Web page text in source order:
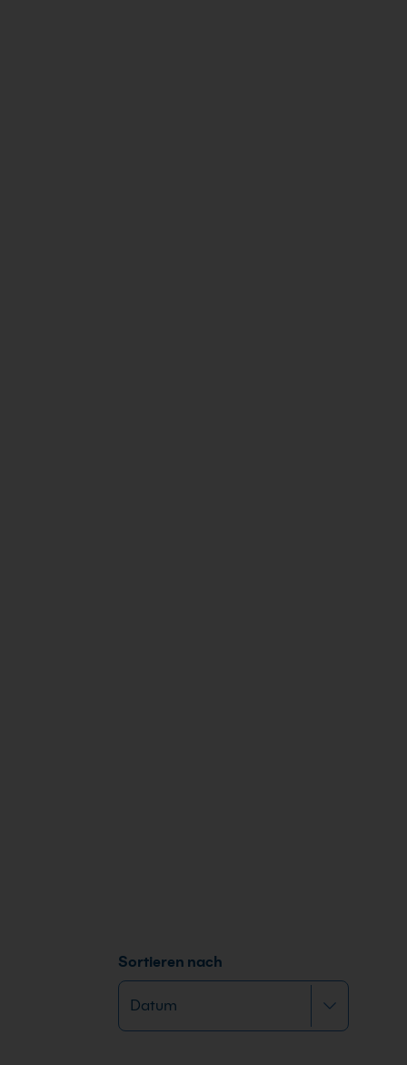
Sortieren nach